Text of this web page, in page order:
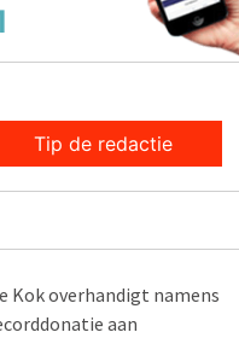
Tip de redactie
Kok overhandigt namens
aan